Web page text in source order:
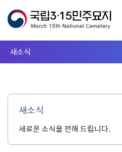
새소식
새소식
새로운 소식을 전해 드립니다.